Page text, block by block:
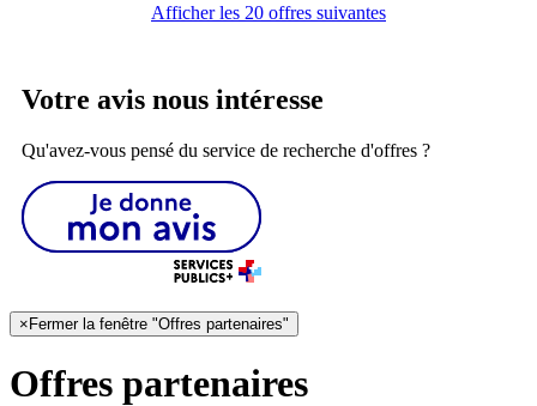
Afficher les 20 offres suivantes
Votre avis nous intéresse
Qu'avez-vous pensé du service de recherche d'offres ?
×Fermer la fenêtre "Offres partenaires"
Offres partenaires